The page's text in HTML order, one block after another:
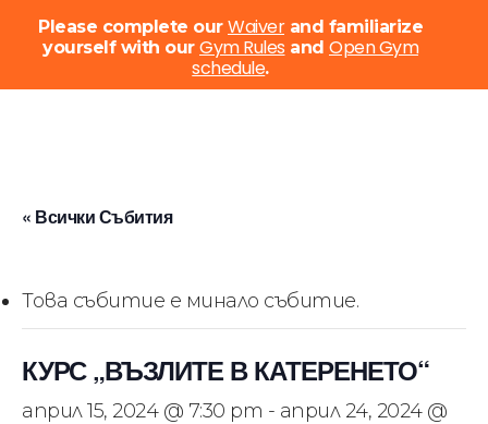
Menu
« Всички Събития
Това събитие е минало събитие.
КУРС „ВЪЗЛИТЕ В КАТЕРЕНЕТО“
април 15, 2024 @ 7:30 pm - април 24, 2024 @
Menu
Please complete our Waiverand familiarize
yourself with our Gym Rules and Open Gym
schedule.